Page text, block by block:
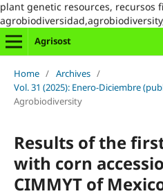
plant genetic resources, recursos
Agrisost
Home / Archives /
Vol. 31 (2025): Enero-Diciembre
Agrobiodiversity
Results of the
with corn
CIMMYT of